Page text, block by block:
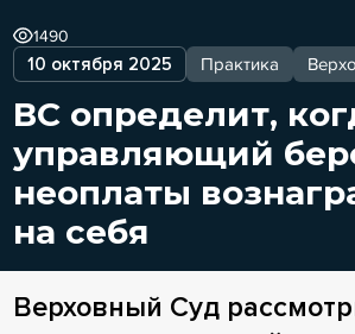
10 октября 2025 Практика
1490
ВС определит,
управляющий
неоплаты
на себя
Верховный Суд